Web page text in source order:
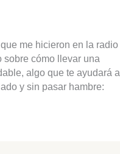
que me hicieron en la radio
sobre cómo llevar una
algo que te ayudará a
y sin pasar hambre: